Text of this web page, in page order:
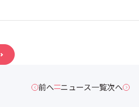
前へ ニュース一覧次へ